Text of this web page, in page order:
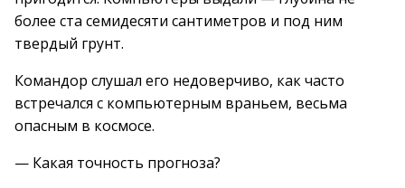
более ста семидесяти сантиметров и под ним
твердый грунт.
Командор слушал его недоверчиво, как часто
встречался с компьютерным враньем, весьма
опасным в космосе.
— Какая точность прогноза?